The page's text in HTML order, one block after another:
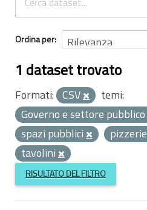
Ordina per
1 dataset trovato
Formati: CSV
temi:
Governo e settore pubblico
spazi pubblici
pizzerie
tavolini
RISULTATO DEL FILTRO